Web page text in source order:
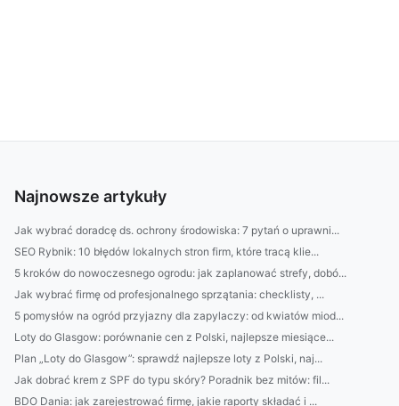
Najnowsze artykuły
Jak wybrać doradcę ds. ochrony środowiska: 7 pytań o uprawni...
SEO Rybnik: 10 błędów lokalnych stron firm, które tracą klie...
5 kroków do nowoczesnego ogrodu: jak zaplanować strefy, dobó...
Jak wybrać firmę od profesjonalnego sprzątania: checklisty, ...
5 pomysłów na ogród przyjazny dla zapylaczy: od kwiatów miod...
Loty do Glasgow: porównanie cen z Polski, najlepsze miesiące...
Plan „Loty do Glasgow”: sprawdź najlepsze loty z Polski, naj...
Jak dobrać krem z SPF do typu skóry? Poradnik bez mitów: fil...
BDO Dania: jak zarejestrować firmę, jakie raporty składać i ...